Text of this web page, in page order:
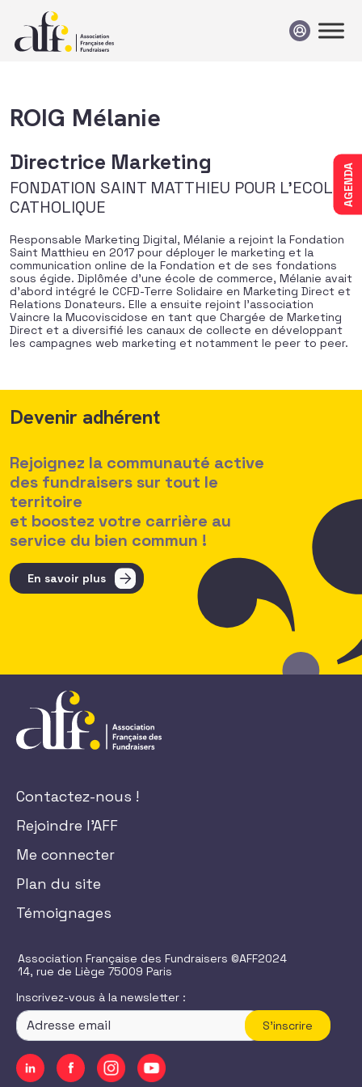
AGENDA
ROIG Mélanie
Directrice Marketing
FONDATION SAINT MATTHIEU POUR L'ECOLE
CATHOLIQUE
Responsable Marketing Digital, Mélanie a rejoint la Fondation
Saint Matthieu en 2017 pour déployer le marketing et la
communication online de la Fondation et de ses fondations
sous égide. Diplômée d’une école de commerce, Mélanie avait
d’abord intégré le CCFD-Terre Solidaire en Marketing Direct et
Relations Donateurs. Elle a ensuite rejoint l’association
Vaincre la Mucoviscidose en tant que Chargée de Marketing
Direct et a diversifié les canaux de collecte en développant
les campagnes web marketing et notamment le peer to peer.
Devenir adhérent
Rejoignez la communauté active
des fundraisers sur tout le
territoire
et boostez votre carrière au
service du bien commun !
En savoir plus
Contactez-nous !
Rejoindre l'AFF
Me connecter
Plan du site
Témoignages
Association Française des Fundraisers ©AFF2024
14, rue de Liège 75009 Paris
Inscrivez-vous à la newsletter :
S'inscrire